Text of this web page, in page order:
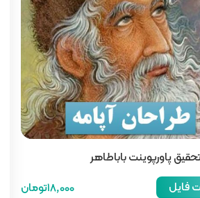
پاورپوینت باباطاهر
فایل
18,000تومان